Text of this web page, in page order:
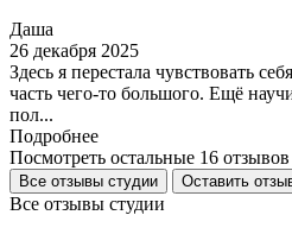
Даша
26 декабря 2025
Здесь я перестала чувствовать
часть чего‑то большого. Ещё
пол...
Подробнее
Посмотреть остальные 16 отзывов
Все отзывы студии Оставить
Все отзывы студии